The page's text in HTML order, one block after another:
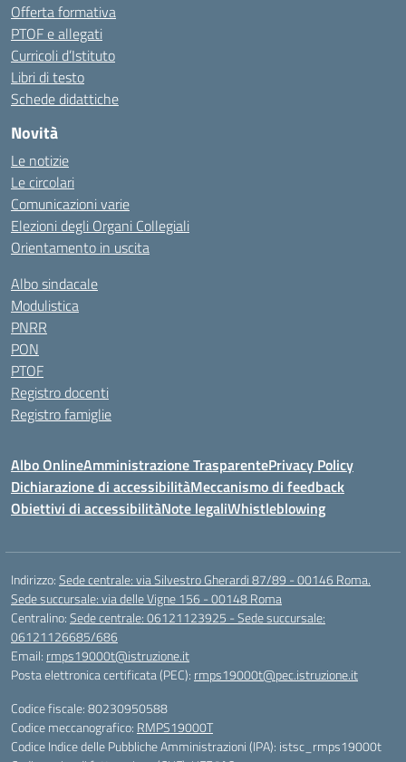
Offerta formativa
PTOF e allegati
Curricoli d’Istituto
Libri di testo
Schede didattiche
Novità
Le notizie
Le circolari
Comunicazioni varie
Elezioni degli Organi Collegiali
Orientamento in uscita
Albo sindacale
Modulistica
PNRR
PON
PTOF
Registro docenti
Registro famiglie
Albo OnlineAmministrazione TrasparentePrivacy Policy
Dichiarazione di accessibilitàMeccanismo di feedback
Obiettivi di accessibilitàNote legaliWhistleblowing
Indirizzo:Sede centrale: via Silvestro Gherardi 87/89 - 00146 Roma.
Sede succursale: via delle Vigne 156 - 00148 Roma
Centralino:Sede centrale: 06121123925 - Sede succursale:
06121126685/686
Email: rmps19000t@istruzione.it
Posta elettronica certificata (PEC): rmps19000t@pec.istruzione.it
Codice fiscale: 80230950588
Codice meccanografico: RMPS19000T
Codice Indice delle Pubbliche Amministrazioni (IPA): istsc_rmps19000t